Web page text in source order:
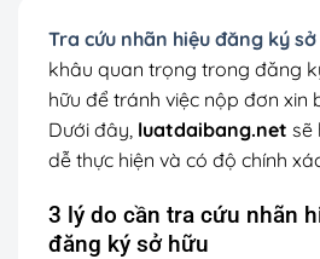
Tra cứu nhãn hiệu đăng ký
khâu quan trọng trong đăng
hữu để tránh việc nộp đơn xin
Dưới đây, luatdaibang.net sẽ
dễ thực hiện và có độ chính
3 lý do cần tra cứu nhãn
đăng ký sở hữu